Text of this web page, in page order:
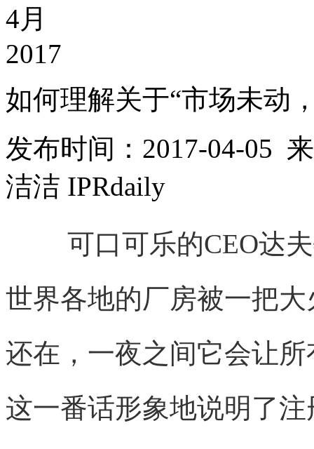
4月
2017
如何理解关于“市场未动
发布时间：2017-04-05
洁洁 IPRdaily
可口可乐的CEO达
世界各地的厂房被一把
还在，一夜之间它会让
这一番话形象地说明了